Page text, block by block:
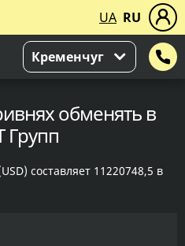
UA RU
Кременчуг
обменять в
Групп
составляет 11220748,5 в